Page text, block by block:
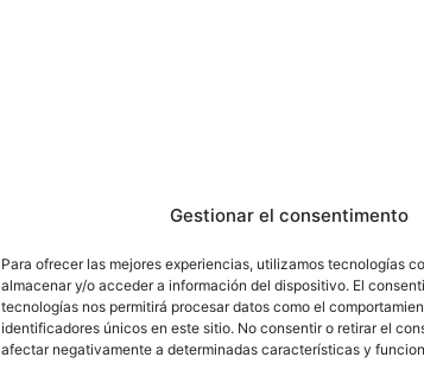
Gestionar el consentimento
Para ofrecer las mejores experiencias, utilizamos tecnologías
almacenar y/o acceder a información del dispositivo. El
tecnologías nos permitirá procesar datos como el
identificadores únicos en este sitio. No consentir o retirar el
afectar negativamente a determinadas características y